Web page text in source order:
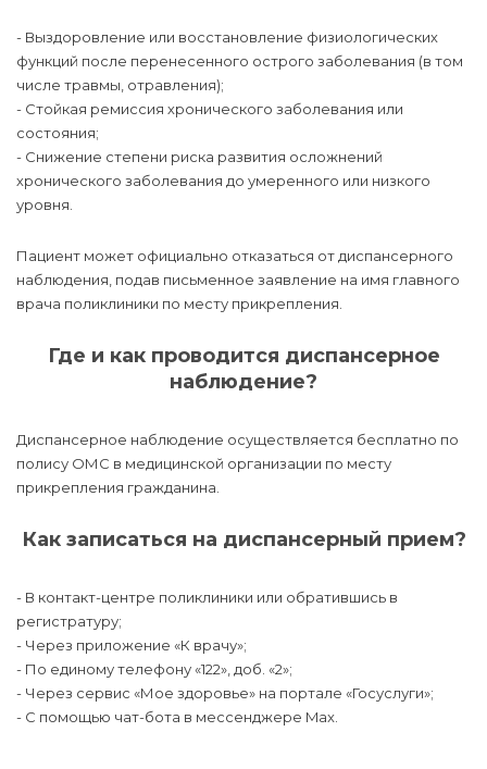
- Выздоровление или восстановление физиологических
функций после перенесенного острого заболевания (в том
числе травмы, отравления);
- Стойкая ремиссия хронического заболевания или
состояния;
- Снижение степени риска развития осложнений
хронического заболевания до умеренного или низкого
уровня.
Пациент может официально отказаться от диспансерного
наблюдения, подав письменное заявление на имя главного
врача поликлиники по месту прикрепления.
Где и как проводится диспансерное
наблюдение?
Диспансерное наблюдение осуществляется бесплатно по
полису ОМС в медицинской организации по месту
прикрепления гражданина.
Как записаться на диспансерный прием?
- В контакт-центре поликлиники или обратившись в
регистратуру;
- Через приложение «К врачу»;
- По единому телефону «122», доб. «2»;
- Через сервис «Мое здоровье» на портале «Госуслуги»;
- С помощью чат-бота в мессенджере Max.